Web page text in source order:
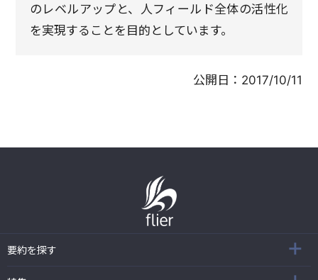
のレベルアップと、人フィールド全体の活性化
を実現することを目的としています。
公開日： 2017/10/11
要約を探す